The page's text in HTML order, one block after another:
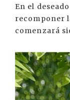
En el
recomponer
comenzará